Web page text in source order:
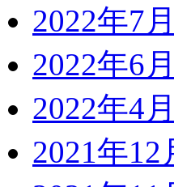
2022年7月
2022年6月
2022年4月
2021年12